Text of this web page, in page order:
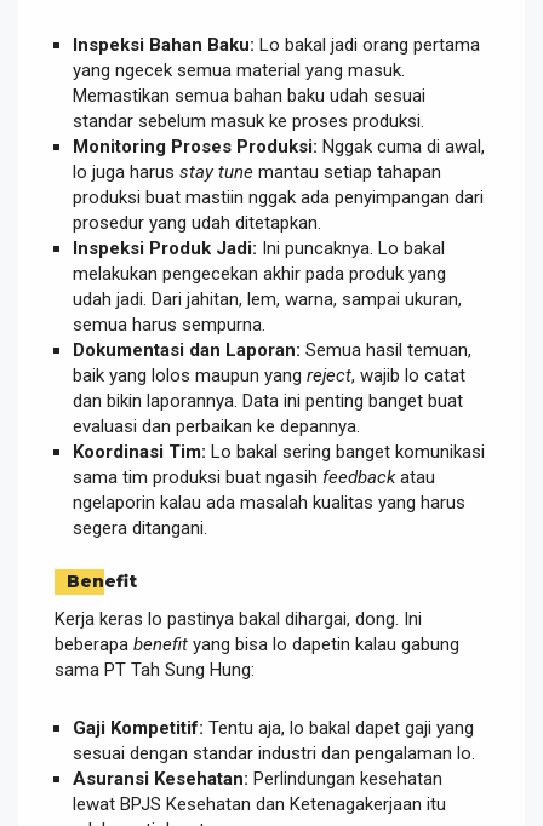
Inspeksi Bahan Baku: Lo bakal jadi orang pertama
yang ngecek semua material yang masuk.
Memastikan semua bahan baku udah sesuai
standar sebelum masuk ke proses produksi.
Monitoring Proses Produksi: Nggak cuma di awal,
lo juga harus stay tune mantau setiap tahapan
produksi buat mastiin nggak ada penyimpangan dari
prosedur yang udah ditetapkan.
Inspeksi Produk Jadi: Ini puncaknya. Lo bakal
melakukan pengecekan akhir pada produk yang
udah jadi. Dari jahitan, lem, warna, sampai ukuran,
semua harus sempurna.
Dokumentasi dan Laporan: Semua hasil temuan,
baik yang lolos maupun yang reject, wajib lo catat
dan bikin laporannya. Data ini penting banget buat
evaluasi dan perbaikan ke depannya.
Koordinasi Tim: Lo bakal sering banget komunikasi
sama tim produksi buat ngasih feedbackatau
ngelaporin kalau ada masalah kualitas yang harus
segera ditangani.
Benefit
Kerja keras lo pastinya bakal dihargai, dong. Ini
beberapa benefit yang bisa lo dapetin kalau gabung
sama PT Tah Sung Hung:
Gaji Kompetitif: Tentu aja, lo bakal dapet gaji yang
sesuai dengan standar industri dan pengalaman lo.
Asuransi Kesehatan: Perlindungan kesehatan
lewat BPJS Kesehatan dan Ketenagakerjaan itu